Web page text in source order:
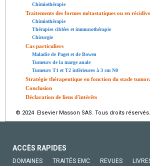
Chimiothérapie
Traitements des formes métastatiques ou en
Chimiothérapie
Thérapies ciblées et immunothérapie
Chirurgie
Cas particuliers
Maladie de Paget et de Bowen
Tumeurs de la marge anale
Tumeurs T1 et T2 inférieures à 3 cm N0
Stratégie thérapeutique en fonction du stade
Conclusion
Déclaration de liens d'intérêts
© 2024 Elsevier Masson SAS. Tous droits réservés.
ACCÈS RAPIDES
DOMAINES TRAITÉS EMC REVUES